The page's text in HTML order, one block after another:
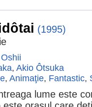
(1995)
, Akio Ôtsuka
, Animaţie, Fantastic,
lume este